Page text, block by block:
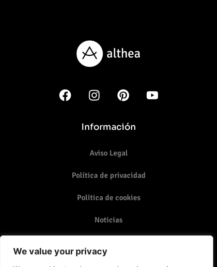
We value your privacy
Información
Aviso Legal
Política de privacidad
Política de cookies
Noticias